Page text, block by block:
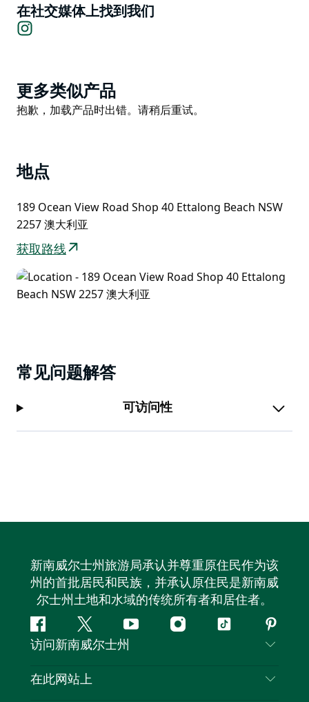
材，巧妙地融合了精致的口感和柴火烤架带来的浓郁风
味。
意面；周五午餐可自带酒水；以及周六下午 3 点至 5 点
的餐前小酌，提供生蚝、萨拉米拼盘以及售价 15 美元的
的句号。
TUTTI Ettalong 是您新发现的当地好去处，距离悉尼仅
一个多小时车程，是理想的一日游目的地；或者，您也可
以从棕榈滩乘坐风景优美的渡轮，只需 25 分钟即可抵
在社交媒体上找到我们
Product
List
更多类似产品
Product
抱歉，加载产品时出错。请稍后重试。
地点
189 Ocean View Road Shop 40 Ettalong Beach NSW
2257 澳大利亚
获取路线
常见问题解答
可访问性
新南威尔士州旅游局承认并尊重原住民作为该
州的首批居民和民族，并承认原住民是新南威
尔士州土地和水域的传统所有者和居住者。
Facebook叽
叽
喳
YouTubeInstagram
抖
访问新南威尔士州
联系我们
在此网站上